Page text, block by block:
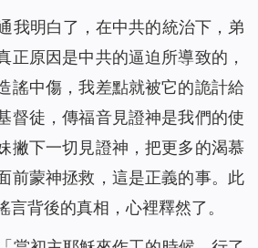
我明白了，在中共的統治下，弟
正原因是中共的逼迫所導致的，
謠中傷，我差點就被它的詭計給
督徒，傳福音見證神是我們的使
撇下一切見證神，把更多的渴慕
前蒙神拯救，這是正義的事。此
言背後的真相，心裡釋然了。